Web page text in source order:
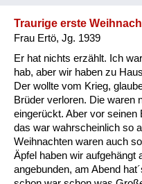
Traurige erste
Frau Ertö, Jg. 1939
Er hat nichts erzählt. Ich
hab, aber wir haben zu
Der wollte vom Krieg,
Brüder verloren. Die waren
eingerückt. Aber vor seinen
das war wahrscheinlich so
Weihnachten waren auch
Äpfel haben wir
angebunden, am Abend